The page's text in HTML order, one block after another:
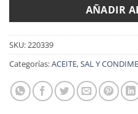
AÑADIR
SKU:220339
Categorías:ACEITE, SAL Y